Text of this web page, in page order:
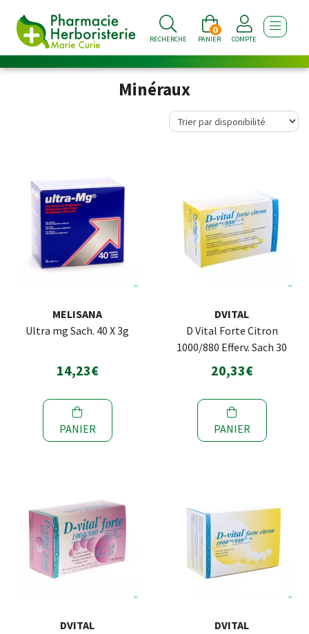
RECHERCHE PANIER
0
COMPTE
Minéraux
MELISANA
Ultra mg Sach. 40 X 3g
14,23€
PANIER
DVITAL
D Vital Forte Citron
1000/880 Efferv. Sach 30
20,33€
PANIER
DVITAL
DVITAL